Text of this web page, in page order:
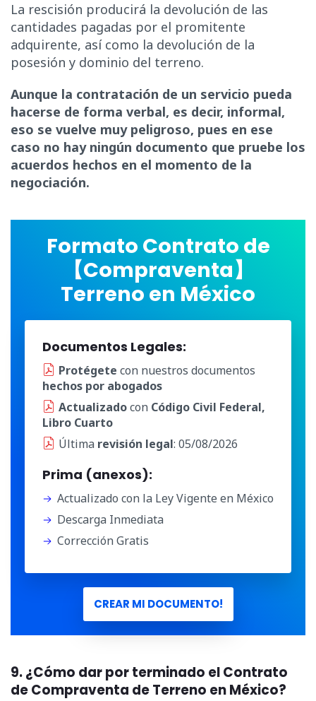
La rescisión producirá la devolución de las
cantidades pagadas por el promitente
adquirente, así como la devolución de la
posesión y dominio del terreno.
Aunque la contratación de un servicio pueda
hacerse de forma verbal, es decir, informal,
eso se vuelve muy peligroso, pues en ese
caso no hay ningún documento que pruebe los
acuerdos hechos en el momento de la
negociación.
Formato Contrato de
【Compraventa】
Terreno en México
Documentos Legales:
Protégete con nuestros documentos
hechos por abogados
Actualizadocon Código Civil Federal,
Libro Cuarto
Última revisión legal: 05/08/2026
Prima (anexos):
Actualizado con la Ley Vigente en México
Descarga Inmediata
Corrección Gratis
CREAR MI DOCUMENTO!
9. ¿Cómo dar por terminado el Contrato
de Compraventa de Terreno en México?